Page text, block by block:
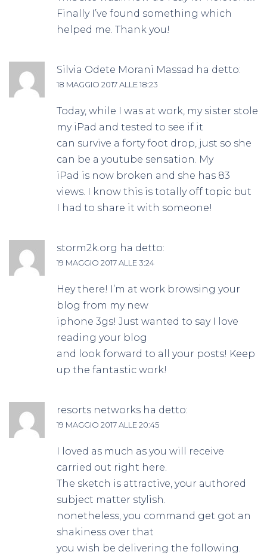
Finally I’ve found something which
helped me. Thank you!
Silvia Odete Morani Massad ha detto:
18 MAGGIO 2017 ALLE 18:23
Today, while I was at work, my sister stole
my iPad and tested to see if it
can survive a forty foot drop, just so she
can be a youtube sensation. My
iPad is now broken and she has 83
views. I know this is totally off topic but
I had to share it with someone!
storm2k.org ha detto:
19 MAGGIO 2017 ALLE 3:24
Hey there! I’m at work browsing your
blog from my new
iphone 3gs! Just wanted to say I love
reading your blog
and look forward to all your posts! Keep
up the fantastic work!
resorts networks ha detto:
19 MAGGIO 2017 ALLE 20:45
I loved as much as you will receive
carried out right here.
The sketch is attractive, your authored
subject matter stylish.
nonetheless, you command get got an
shakiness over that
you wish be delivering the following.